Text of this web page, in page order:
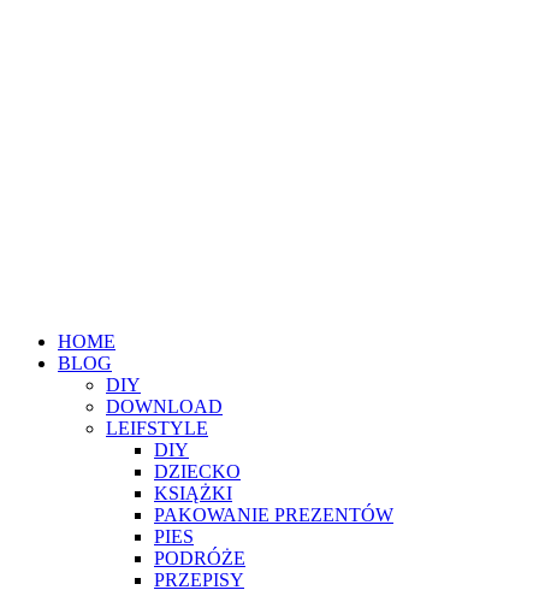
HOME
BLOG
DIY
DOWNLOAD
LEIFSTYLE
DIY
DZIECKO
KSIĄŻKI
PAKOWANIE PREZENTÓW
PIES
PODRÓŻE
PRZEPISY